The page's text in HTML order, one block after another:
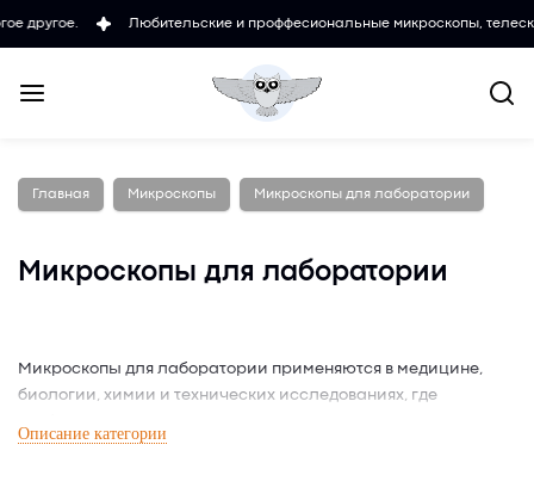
Любительские и проффесиональные микроскопы, телескопы,
Главная Микроскопы Микроскопы для лаборатории
Микроскопы для лаборатории
Микроскопы для лаборатории применяются в медицине,
биологии, химии и технических исследованиях, где
обеспечивают высокую четкость изображения, а в
Описание категории